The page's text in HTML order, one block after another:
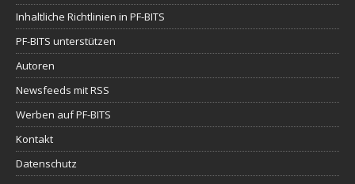
Inhaltliche Richtlinien in PF-BITS
PF-BITS unterstützen
Autoren
Newsfeeds mit RSS
Werben auf PF-BITS
Kontakt
Datenschutz